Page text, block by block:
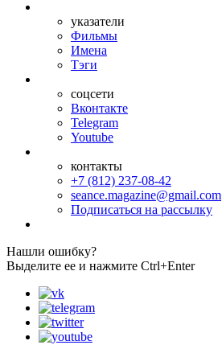
указатели
Фильмы
Имена
Тэги
соцсети
Вконтакте
Telegram
Youtube
контакты
+7 (812) 237-08-42
seance.magazine@gmail.com
Подписаться на рассылку
Нашли ошибку?
Выделите ее и нажмите Ctrl+Enter